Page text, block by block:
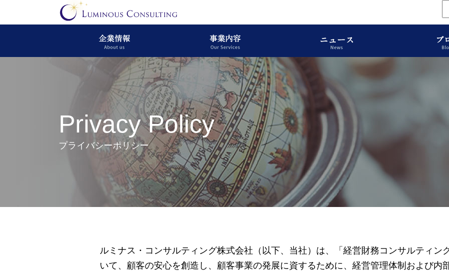
Privacy Policy
プライバシーポリシー
ルミナス・コンサルティング株式会社（以下、当社）は、「経営財務コンサルティン
いて、顧客の安心を創造し、顧客事業の発展に資するために、経営管理体制および内